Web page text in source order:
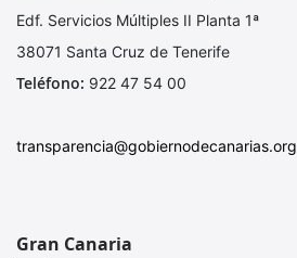
Edf. Servicios Múltiples II Planta 1ª
38071 Santa Cruz de Tenerife
Teléfono: 922 47 54 00
transparencia@gobiernodecanarias.org
Gran Canaria